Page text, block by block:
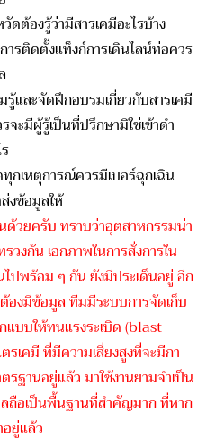
องรู้ว่ามีสารเคมีอะไรบ้าง
ดตั้งแท็งก์การเดินไลน์ท่อควร
ละจัดฝึกอบรมเกี่ยวกับสารเคมี
จะมีผู้รู้เป็นที่ปรึกษามิใช่เข้าดำ
หตุการณ์ควรมีเบอร์ฉุกเฉิน
งข้อมูลให้
ด้วยครับ ทราบว่าอุตสาหกรรมน่า
วงกัน เอกภาพในการสั่งการใน
ไปพร้อม ๆ กัน ยังมีประเด็นอยู่ อีก
องมีข้อมูล ทีมมีระบบการจัดเก็บ
แบบให้ทนแรงระเบิด (blast
เคมี ที่มีความเสี่ยงสูงที่จะมีกา
รฐานอยู่แล้ว มาใช้งานยามจำเป็น
ถือเป็นพื้นฐานที่สำคัญมาก ที่หาก
ยู่แล้ว